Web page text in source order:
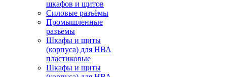
шкафов и щитов
Силовые разъёмы
Промышленные
разъемы
Шкафы и щиты
(корпуса) для НВА
пластиковые
Шкафы и щиты